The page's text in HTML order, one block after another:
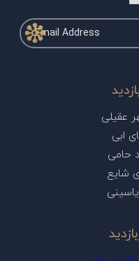
عقیلی
ابی
حامی
شایع